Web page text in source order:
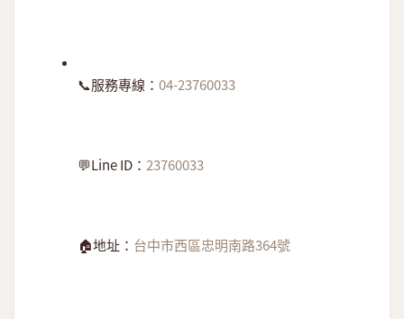
📞服務專線： 04-23760033
💬Line ID： 23760033
🏠地址： 台中市西區忠明南路364號